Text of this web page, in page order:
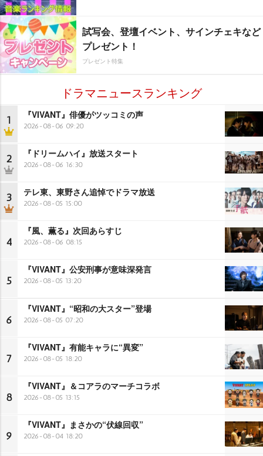
試写会、登壇イベント、サインチェキなど
プレゼント！
プレゼント特集
ドラマニュースランキング
1 『VIVANT』俳優がツッコミの声
2026-08-06 09:20
2 『ドリームハイ』放送スタート
2026-08-06 16:30
3 テレ東、東野さん追悼でドラマ放送
2026-08-05 15:00
4
『風、薫る』次回あらすじ
2026-08-06 08:15
5
『VIVANT』公安刑事が意味深発言
2026-08-05 13:20
6
『VIVANT』“昭和の大スター”登場
2026-08-05 07:20
7
『VIVANT』有能キャラに“異変”
2026-08-05 18:20
8
『VIVANT』＆コアラのマーチコラボ
2026-08-05 13:15
9
『VIVANT』まさかの“伏線回収”
2026-08-04 18:20